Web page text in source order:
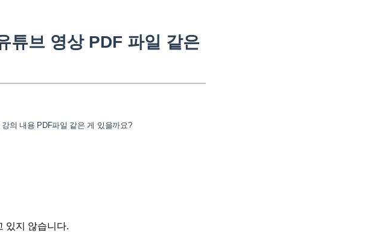
튜브 영상 PDF 파일 같은
의 내용 PDF파일 같은 게 있을까요?
있지 않습니다.